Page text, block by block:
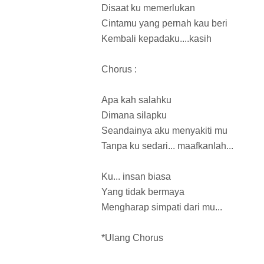
Disaat ku memerlukan
Cintamu yang pernah kau beri
Kembali kepadaku....kasih
Chorus :
Apa kah salahku
Dimana silapku
Seandainya aku menyakiti mu
Tanpa ku sedari... maafkanlah...
Ku... insan biasa
Yang tidak bermaya
Mengharap simpati dari mu...
*Ulang Chorus